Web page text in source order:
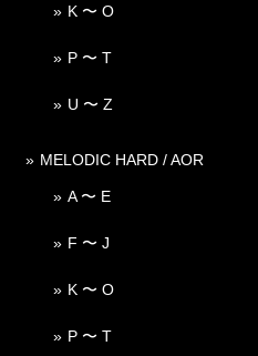
K 〜 O
P 〜 T
U 〜 Z
MELODIC HARD / AOR
A 〜 E
F 〜 J
K 〜 O
P 〜 T